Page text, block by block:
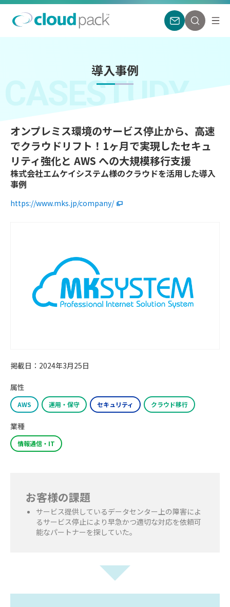
導入事例
CASESTUDY
オンプレミス環境のサービス停止から、高速
でクラウドリフト！1ヶ月で実現したセキュ
リティ強化と AWS への大規模移行支援
株式会社エムケイシステム様のクラウドを活用した導入
事例
https://www.mks.jp/company/
掲載日：2024年3月25日
属性
AWS 運用・保守 セキュリティ クラウド移行
業種
情報通信・IT
お客様の課題
サービス提供しているデータセンター上の障害によ
るサービス停止により早急かつ適切な対応を依頼可
能なパートナーを探していた。